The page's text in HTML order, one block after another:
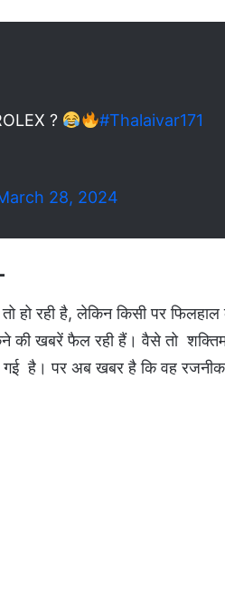
?
#Thalaivar171
28, 2024
तो हो रही है, लेकिन किसी पर
खबरें फैल रही हैं। वैसे तो
है। पर अब खबर है कि वह